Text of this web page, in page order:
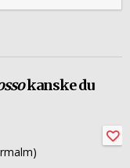
kanske du